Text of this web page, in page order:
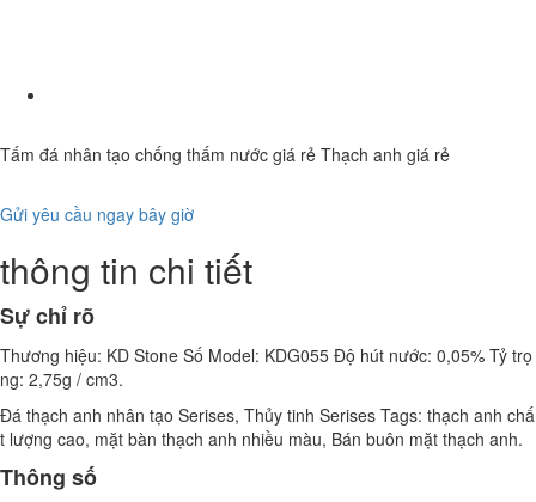
Tấm đá nhân tạo chống thấm nước giá rẻ Thạch anh giá rẻ
Gửi yêu cầu ngay bây giờ
thông tin chi tiết
Sự chỉ rõ
Thương hiệu: KD Stone Số Model: KDG055 Độ hút nước: 0,05% Tỷ trọ
ng: 2,75g / cm3.
Đá thạch anh nhân tạo Serises, Thủy tinh Serises Tags: thạch anh chấ
t lượng cao, mặt bàn thạch anh nhiều màu, Bán buôn mặt thạch anh.
Thông số